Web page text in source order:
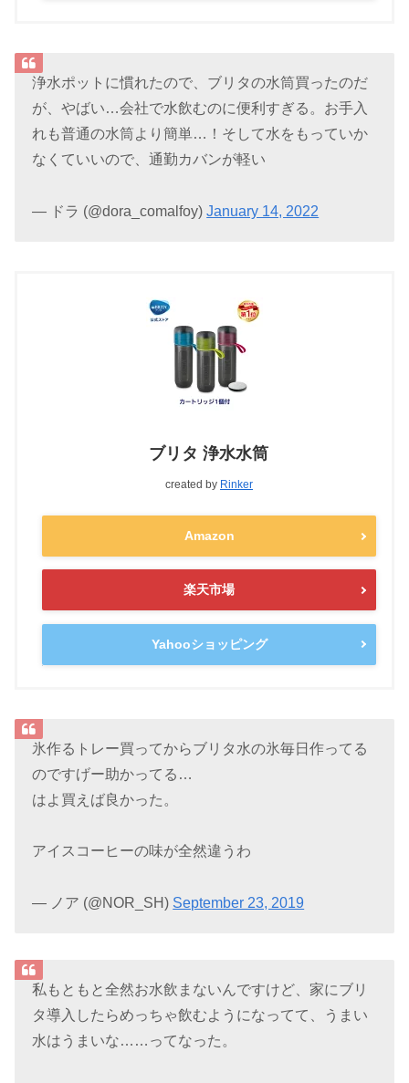
浄水ポットに慣れたので、ブリタの水筒買ったのだ
が、やばい…会社で水飲むのに便利すぎる。お手入
れも普通の水筒より簡単…！そして水をもっていか
なくていいので、通勤カバンが軽い
— ドラ (@dora_comalfoy)January 14, 2022
ブリタ 浄水水筒
created by Rinker
Amazon
楽天市場
Yahooショッピング
氷作るトレー買ってからブリタ水の氷毎日作ってる
のですげー助かってる…
はよ買えば良かった。
アイスコーヒーの味が全然違うわ
— ノア (@NOR_SH) September 23, 2019
私もともと全然お水飲まないんですけど、家にブリ
タ導入したらめっちゃ飲むようになってて、うまい
水はうまいな……ってなった。